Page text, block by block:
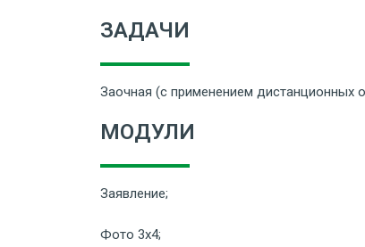
ЗАДАЧИ
Заочная (с применением дистанционных
МОДУЛИ
Заявление;
Фото 3х4;